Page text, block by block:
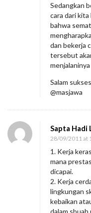
Sedangkan
cara dari
bahwa
dan bekerja
tersebut
Salam
@masjawa
Sapta Hadi
28/09/2011 at
1. Kerja
mana
dicapai.
2. Kerja
lingkungan
kebaikan
dalam